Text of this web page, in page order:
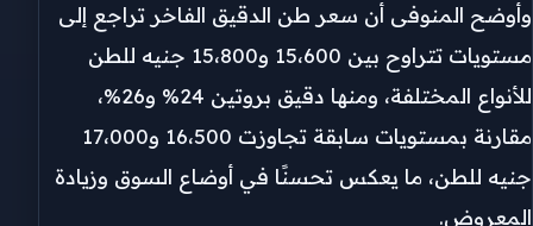
وأوضح المنوفى أن سعر طن الدقيق الفاخر تراجع إلى
مستويات تتراوح بين 15،600 و15،800 جنيه للطن
للأنواع المختلفة، ومنها دقيق بروتين 24% و26%،
مقارنة بمستويات سابقة تجاوزت 16،500 و17،000
جنيه للطن، ما يعكس تحسنًا في أوضاع السوق وزيادة
المعروض.